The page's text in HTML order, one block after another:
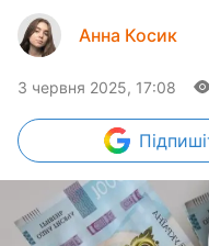
Анна Косик
3 червня 2025, 17:08